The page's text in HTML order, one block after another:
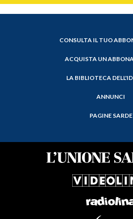
CONSULTA IL TUO
ACQUISTA UN
LA BIBLIOTECA
ANNUNCI
PAGINE SARDE